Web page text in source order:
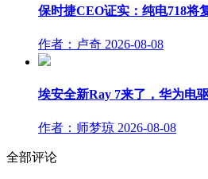
保时捷CEO证实：纯电718将
作者：卢奇 2026-08-08
埃安全新Ray 7来了，华为电
作者：师梦琼 2026-08-08
全部评论